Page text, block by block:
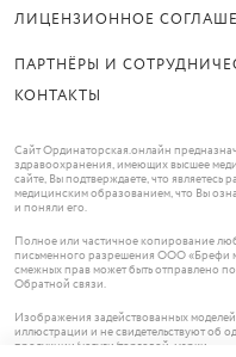
ЛИЦЕНЗИОННОЕ
ПАРТНЁРЫ И
КОНТАКТЫ
Сайт Ординаторская.онлайн
здравоохранения, имеющих высшее
сайте, Вы подтверждаете, что
медицинским образованием, что Вы
и поняли его.
Полное или частичное копирование
письменного разрешения ООО «Брефи
смежных прав может быть отправлено
Обратной связи.
Изображения задействованных
иллюстрации и не свидетельствуют об
продукции/услуги/торговой марки.